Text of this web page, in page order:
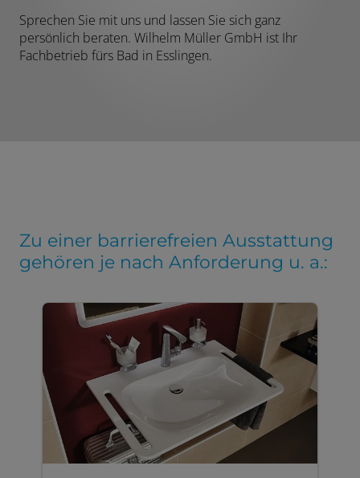
Sprechen Sie mit uns und lassen Sie sich ganz
persönlich beraten. Wilhelm Müller GmbH ist Ihr
Fachbetrieb fürs Bad in Esslingen.
Zu einer barrierefreien Ausstattung
gehören je nach Anforderung u. a.: